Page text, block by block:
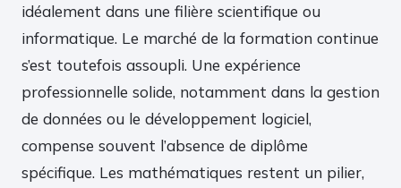
idéalement dans une filière scientifique ou
informatique. Le marché de la formation continue
s’est toutefois assoupli. Une expérience
professionnelle solide, notamment dans la gestion
de données ou le développement logiciel,
compense souvent l’absence de diplôme
spécifique. Les mathématiques restent un pilier,